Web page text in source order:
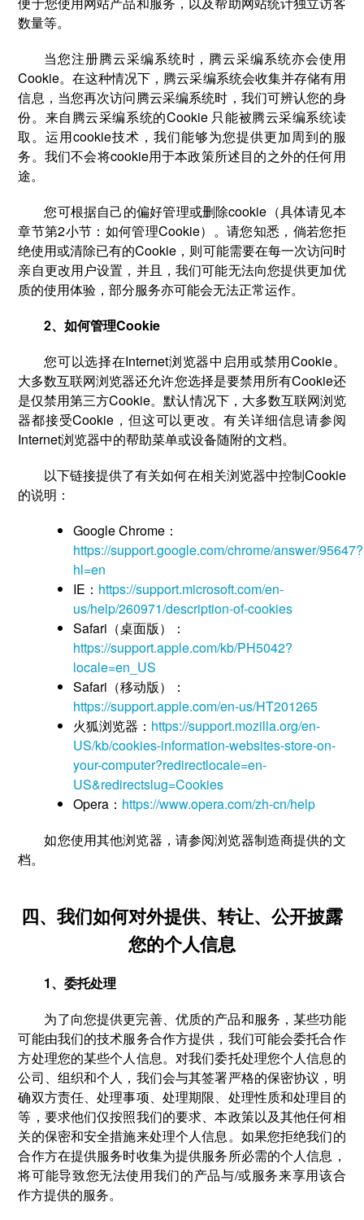
数量等。
当您注册腾云采编系统时，腾云采编系统亦会使用
Cookie。在这种情况下，腾云采编系统会收集并存储有用
信息，当您再次访问腾云采编系统时，我们可辨认您的身
份。来自腾云采编系统的Cookie 只能被腾云采编系统读
取。运用cookie技术，我们能够为您提供更加周到的服
务。我们不会将cookie用于本政策所述目的之外的任何用
途。
您可根据自己的偏好管理或删除cookie（具体请见本
章节第2小节：如何管理Cookie）。请您知悉，倘若您拒
绝使用或清除已有的Cookie，则可能需要在每一次访问时
亲自更改用户设置，并且，我们可能无法向您提供更加优
质的使用体验，部分服务亦可能会无法正常运作。
2、如何管理Cookie
您可以选择在Internet浏览器中启用或禁用Cookie。
大多数互联网浏览器还允许您选择是要禁用所有Cookie还
是仅禁用第三方Cookie。默认情况下，大多数互联网浏览
器都接受Cookie，但这可以更改。有关详细信息请参阅
Internet浏览器中的帮助菜单或设备随附的文档。
以下链接提供了有关如何在相关浏览器中控制Cookie
的说明：
Google Chrome：
https://support.google.com/chrome/answer/95647?
hl=en
IE： https://support.microsoft.com/en-
us/help/260971/description-of-cookies
Safari（桌面版）：
https://support.apple.com/kb/PH5042?
locale=en_US
Safari（移动版）：
https://support.apple.com/en-us/HT201265
火狐浏览器： https://support.mozilla.org/en-
US/kb/cookies-information-websites-store-on-
your-computer?redirectlocale=en-
US&redirectslug=Cookies
Opera： https://www.opera.com/zh-cn/help
如您使用其他浏览器，请参阅浏览器制造商提供的文
档。
四、我们如何对外提供、转让、公开披露
您的个人信息
1、委托处理
为了向您提供更完善、优质的产品和服务，某些功能
可能由我们的技术服务合作方提供，我们可能会委托合作
方处理您的某些个人信息。对我们委托处理您个人信息的
公司、组织和个人，我们会与其签署严格的保密协议，明
确双方责任、处理事项、处理期限、处理性质和处理目的
等，要求他们仅按照我们的要求、本政策以及其他任何相
关的保密和安全措施来处理个人信息。如果您拒绝我们的
合作方在提供服务时收集为提供服务所必需的个人信息，
将可能导致您无法使用我们的产品与/或服务来享用该合
作方提供的服务。